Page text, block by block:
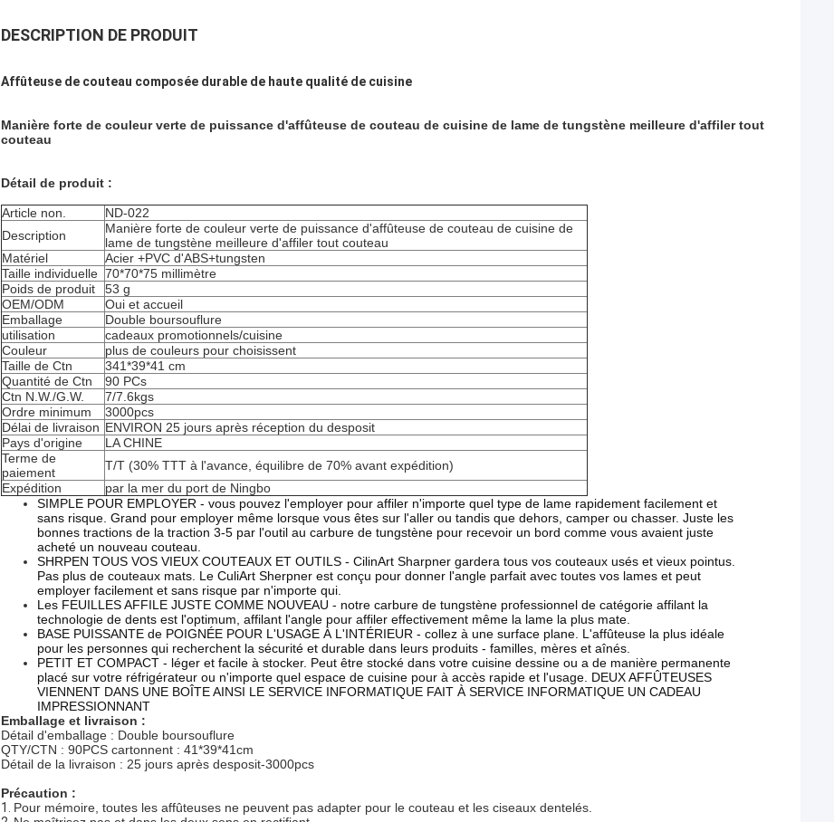
DESCRIPTION DE PRODUIT
Affûteuse de couteau composée durable de haute qualité de cuisine
Manière forte de couleur verte de puissance d'affûteuse de couteau de cuisine de lame de tungstène meilleure d'affiler tout
couteau
Détail de produit :
Article non.
ND-022
Description
Manière forte de couleur verte de puissance d'affûteuse de couteau de cuisine de
lame de tungstène meilleure d'affiler tout couteau
Matériel
Acier +PVC d'ABS+tungsten
Taille individuelle 70*70*75 millimètre
Poids de produit
53 g
OEM/ODM
Oui et accueil
Emballage
Double boursouflure
utilisation
cadeaux promotionnels/cuisine
Couleur
plus de couleurs pour choisissent
Taille de Ctn
341*39*41 cm
Quantité de Ctn
90 PCs
Ctn N.W./G.W.
7/7.6kgs
Ordre minimum
3000pcs
Délai de livraison ENVIRON 25 jours après réception du desposit
Pays d'origine
LA CHINE
Terme de
paiement
T/T (30% TTT à l'avance, équilibre de 70% avant expédition)
Expédition
par la mer du port de Ningbo
SIMPLE POUR EMPLOYER - vous pouvez l'employer pour affiler n'importe quel type de lame rapidement facilement et
sans risque. Grand pour employer même lorsque vous êtes sur l'aller ou tandis que dehors, camper ou chasser. Juste les
bonnes tractions de la traction 3-5 par l'outil au carbure de tungstène pour recevoir un bord comme vous avaient juste
acheté un nouveau couteau.
SHRPEN TOUS VOS VIEUX COUTEAUX ET OUTILS - CilinArt Sharpner gardera tous vos couteaux usés et vieux pointus.
Pas plus de couteaux mats. Le CuliArt Sherpner est conçu pour donner l'angle parfait avec toutes vos lames et peut
employer facilement et sans risque par n'importe qui.
Les FEUILLES AFFILE JUSTE COMME NOUVEAU - notre carbure de tungstène professionnel de catégorie affilant la
technologie de dents est l'optimum, affilant l'angle pour affiler effectivement même la lame la plus mate.
BASE PUISSANTE de POIGNÉE POUR L'USAGE À L'INTÉRIEUR - collez à une surface plane. L'affûteuse la plus idéale
pour les personnes qui recherchent la sécurité et durable dans leurs produits - familles, mères et aînés.
PETIT ET COMPACT - léger et facile à stocker. Peut être stocké dans votre cuisine dessine ou a de manière permanente
placé sur votre réfrigérateur ou n'importe quel espace de cuisine pour à accès rapide et l'usage. DEUX AFFÛTEUSES
VIENNENT DANS UNE BOÎTE AINSI LE SERVICE INFORMATIQUE FAIT À SERVICE INFORMATIQUE UN CADEAU
IMPRESSIONNANT
Emballage et livraison :
Détail d'emballage : Double boursouflure
QTY/CTN : 90PCS cartonnent : 41*39*41cm
Détail de la livraison : 25 jours après desposit-3000pcs
Précaution :
1. Pour mémoire, toutes les affûteuses ne peuvent pas adapter pour le couteau et les ciseaux dentelés.